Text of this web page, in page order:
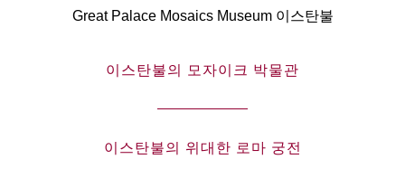
Great Palace Mosaics Museum 이스탄불
이스탄불의 모자이크 박물관
이스탄불의 위대한 로마 궁전